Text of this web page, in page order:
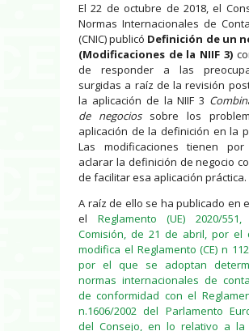
El 22 de octubre de 2018, el
Normas Internacionales de
(CNIC) publicó Definición de un
(Modificaciones de la NIIF 3)
de responder a las
surgidas a raíz de la revisión
la aplicación de la NIIF 3
de negociossobre los
aplicación de la definición en la
Las modificaciones tienen por
aclarar la definición de negocio
de facilitar esa aplicación práctica.
A raíz de ello se ha publicado en
el Reglamento (UE) 2020/
Comisión, de 21 de abril, por el
modifica el Reglamento (CE) n
por el que se adoptan
normas internacionales de
de conformidad con el
n.1606/2002 del Parlamento
del Consejo, en lo relativo a la